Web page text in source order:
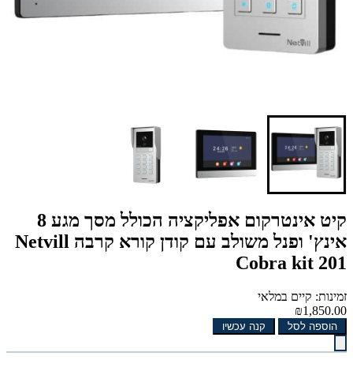
קיט אינטרקום אפליקציה הכולל מסך מגע 8
אינץ' ופנל משולב עם קודן קורא קרבה Netvill
Cobra kit 201
זמינות: קיים במלאי
₪1,850.00
הוספה לסל קנה עכשיו